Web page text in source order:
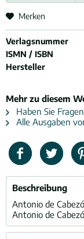
Merken
Verlagsnummer
ISMN / ISBN
Hersteller
Mehr zu diesem
Haben Sie
Alle Ausgaben
Beschreibung
Antonio de
Antonio de